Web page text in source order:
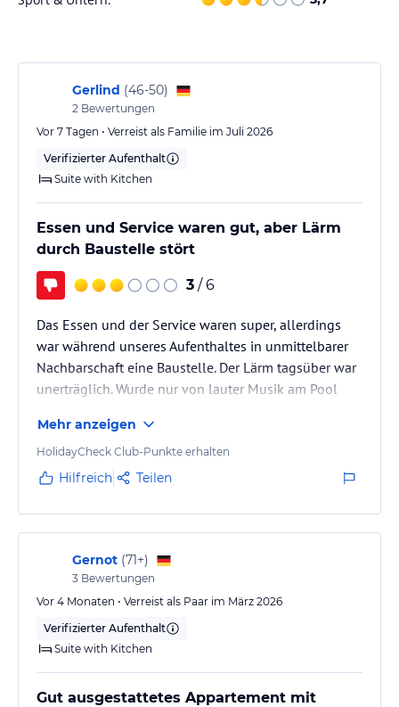
und die Sonne genießen. Kostenlose Liegestühle stehen für Sie
bereit. Wenn Sie fit bleiben möchten, können Sie das Fitnessstudio
nutzen. In der Umgebung gibt es auch viele Möglichkeiten für
Aktivitäten im Freien, wie zum Beispiel Wassersportarten am
Strand oder Wanderungen in der schönen Natur Teneriffas.
Hinweis: Verfasst von HolidayCheck mit Hilfe von KI. Alle
Gerlind (46-50)
2 Bewertungen
Vor 7 Tagen • Verreist als Familie im Juli 2026
Verifizierter Aufenthalt
Suite with Kitchen
Essen und Service waren gut, aber Lärm
durch Baustelle stört
3 / 6
Das Essen und der Service waren super, allerdings
war während unseres Aufenthaltes in unmittelbarer
Nachbarschaft eine Baustelle. Der Lärm tagsüber war
unerträglich. Wurde nur von lauter Musik am Pool
Mehr anzeigen
HolidayCheck Club-Punkte erhalten
Hilfreich Teilen
Gernot (71+)
3 Bewertungen
Vor 4 Monaten • Verreist als Paar im März 2026
Verifizierter Aufenthalt
Suite with Kitchen
Gut ausgestattetes Appartement mit